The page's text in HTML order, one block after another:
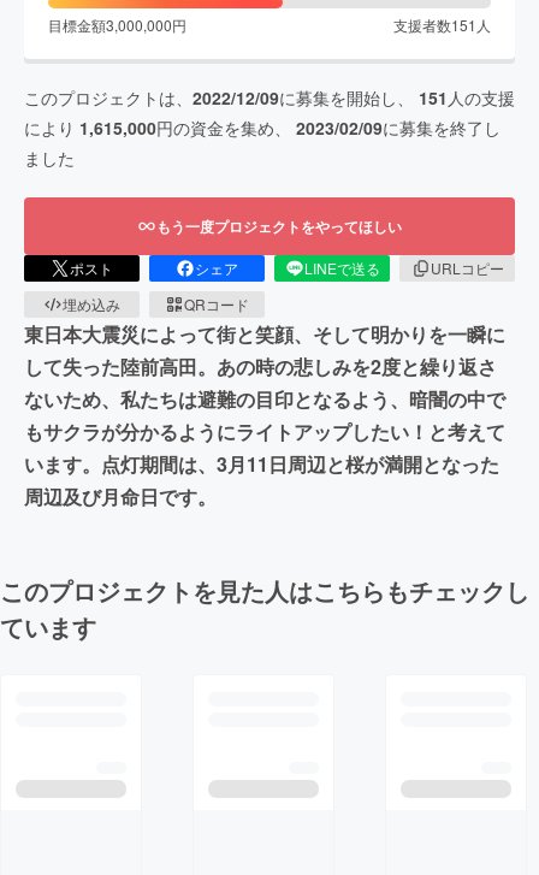
目標金額3,000,000円 支援者数151 人
このプロジェクトは、 2022/12/09に募集を開始し、 151 人の支援
により 1,615,000円の資金を集め、 2023/02/09に募集を終了し
ました
もう一度プロジェクトをやってほしい
ポスト シェア LINEで送る
URLコピー
埋め込み
QRコード
東日本大震災によって街と笑顔、そして明かりを一瞬に
して失った陸前高田。あの時の悲しみを2度と繰り返さ
ないため、私たちは避難の目印となるよう、暗闇の中で
もサクラが分かるようにライトアップしたい！と考えて
います。点灯期間は、3月11日周辺と桜が満開となった
周辺及び月命日です。
このプロジェクトを見た人はこちらもチェックし
ています